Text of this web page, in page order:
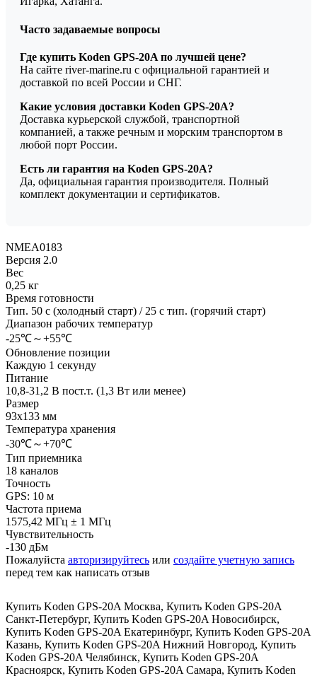
Часто задаваемые вопросы
Где купить Koden GPS-20A по лучшей цене?
На сайте river-marine.ru с официальной гарантией и
доставкой по всей России и СНГ.
Какие условия доставки Koden GPS-20A?
Доставка курьерской службой, транспортной
компанией, а также речным и морским транспортом в
любой порт России.
Есть ли гарантия на Koden GPS-20A?
Да, официальная гарантия производителя. Полный
комплект документации и сертификатов.
NMEA0183
Версия 2.0
Вес
0,25 кг
Время готовности
Тип. 50 с (холодный старт) / 25 с тип. (горячий старт)
Диапазон рабочих температур
-25℃～+55℃
Обновление позиции
Каждую 1 секунду
Питание
10,8-31,2 В пост.т. (1,3 Вт или менее)
Размер
93х133 мм
Температура хранения
-30℃～+70℃
Тип приемника
18 каналов
Точность
GPS: 10 м
Частота приема
1575,42 МГц ± 1 МГц
Чувствительность
-130 дБм
Пожалуйста авторизируйтесь или создайте учетную запись
перед тем как написать отзыв
Купить Koden GPS-20A Москва, Купить Koden GPS-20A
Санкт-Петербург, Купить Koden GPS-20A Новосибирск,
Купить Koden GPS-20A Екатеринбург, Купить Koden GPS-20A
Казань, Купить Koden GPS-20A Нижний Новгород, Купить
Koden GPS-20A Челябинск, Купить Koden GPS-20A
Красноярск, Купить Koden GPS-20A Самара, Купить Koden